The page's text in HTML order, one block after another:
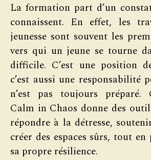
La formation part d’un
connaissent. En effet, les
jeunesse sont souvent les
vers qui un jeune se tourne
difficile. C’est une position
c’est aussi une responsabilité
n’est pas toujours préparé.
Calm in Chaos donne des
répondre à la détresse,
créer des espaces sûrs, tout
sa propre résilience.